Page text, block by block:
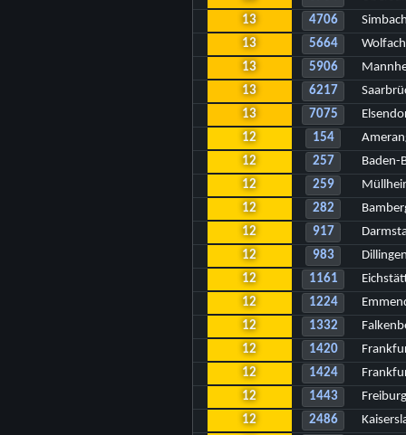
13
4706
13
5664
Wolfach
13
5906
13
6217
13
7075
12
154
12
257
Baden-
12
259
12
282
12
917
12
983
12
1161
12
1224
12
1332
12
1420
12
1424
12
1443
Freiburg
12
2486